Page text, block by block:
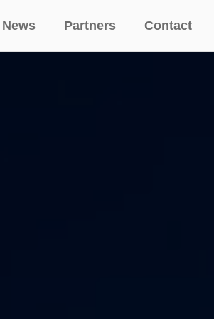
News Partners Contact